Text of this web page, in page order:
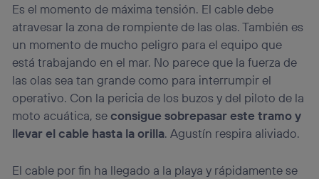
Es el momento de máxima tensión. El cable debe
atravesar la zona de rompiente de las olas. También es
un momento de mucho peligro para el equipo que
está trabajando en el mar. No parece que la fuerza de
las olas sea tan grande como para interrumpir el
operativo. Con la pericia de los buzos y del piloto de la
moto acuática, seconsigue sobrepasar este tramo y
llevar el cable hasta la orilla. Agustín respira aliviado.
El cable por fin ha llegado a la playa y rápidamente se